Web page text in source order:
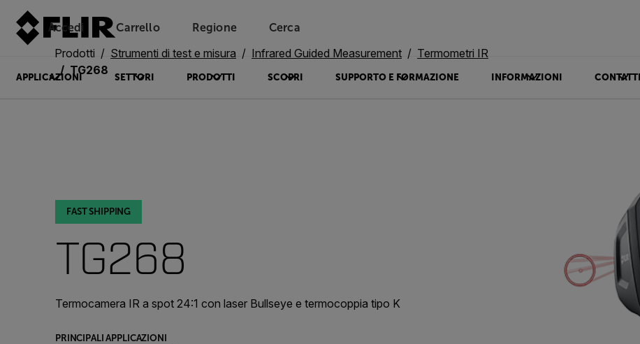
Accedi Unread messages
Carrello
Modello
Rimuovi
articoli
articolo
Aggiungi al carrello
Aggiunto al carrello
Regione Cerca
APPLICAZIONI SETTORI PRODOTTI SCOPRI SUPPORTO E FORMAZIONE INFORMAZIONI CONTATTI
Prodotti Strumenti di test e misura Infrared Guided Measurement
Termometri IR
TG268
FAST SHIPPING
TG268
Termocamera IR a spot 24:1 con laser Bullseye e termocoppia tipo K
PRINCIPALI APPLICAZIONI